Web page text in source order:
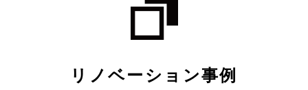
リノベーション事例